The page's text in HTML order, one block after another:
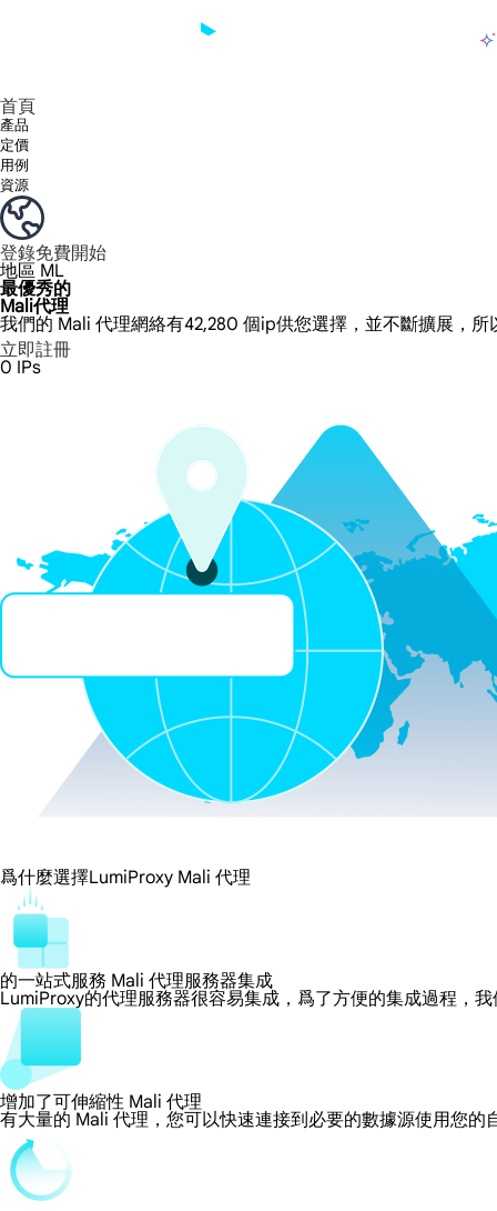
首頁
產品
定價
用例
資源
登錄免費開始
地區 ML
最優秀的
Mali代理
我們的 Mali 代理網絡有42,280 個ip供您選擇，並不斷擴展，
立即註冊
0 IPs
爲什麼選擇LumiProxy Mali 代理
的一站式服務 Mali 代理服務器集成
LumiProxy的代理服務器很容易集成，爲了方便的集成過程，
增加了可伸縮性 Mali 代理
有大量的 Mali 代理，您可以快速連接到必要的數據源使用您